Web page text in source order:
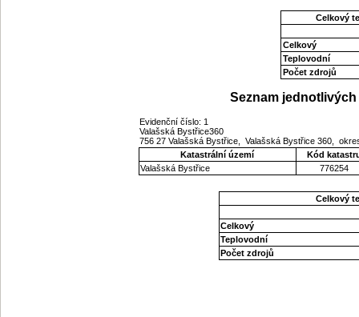
Celkový
Celkový
Teplovodní
Počet zdrojů
Seznam
Evidenční číslo: 1
Valašská Bystřice360
756 27 Valašská Bystřice, Valašská Bystřice 360,
Katastrální území
Kód
Valašská Bystřice
776254
Celkový
Celkový
Teplovodní
Počet zdrojů